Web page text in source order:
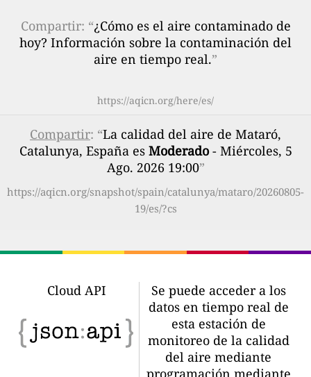
Compartir: “¿Cómo es el aire contaminado de
hoy? Información sobre la contaminación del
aire en tiempo real.”
https://aqicn.org/here/es/
Compartir: “La calidad del aire de Mataró,
Catalunya, España es Moderado- Miércoles, 5
Ago. 2026 19:00”
https://aqicn.org/snapshot/spain/catalunya/mataro/20260805-
19/es/?cs
Cloud API
Se puede acceder a los
datos en tiempo real de
esta estación de
monitoreo de la calidad
del aire mediante
programación mediante